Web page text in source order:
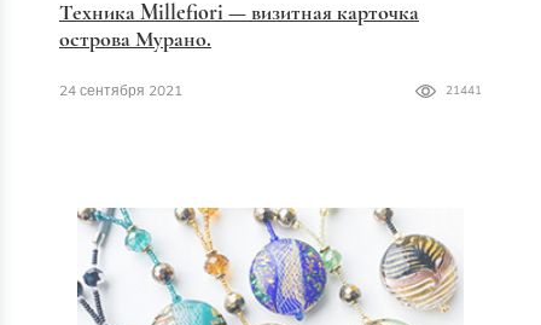
Техника Millefiori — визитная карточка
острова Мурано.
24 сентября 2021 21441